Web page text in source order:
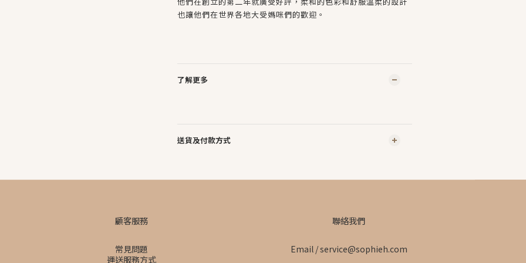
也讓他們在世界各地大受媽咪們的歡迎。
了解更多
送貨及付款方式
顧客服務
常見問題
運送服務方式
聯絡我們
Email / service@sophieh.com